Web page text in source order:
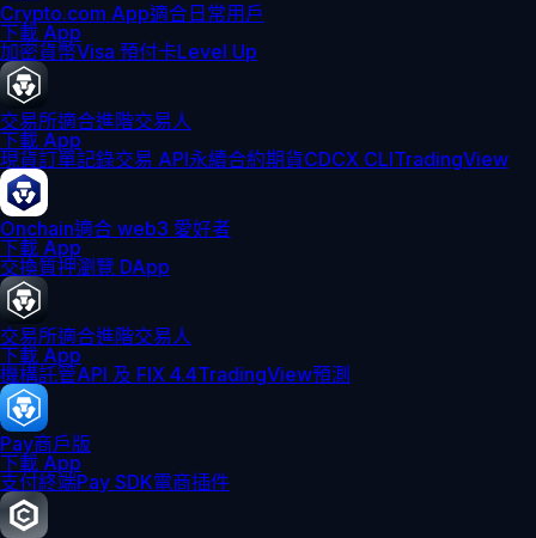
Crypto.com App適合日常用戶
下載 App
加密貨幣Visa 預付卡Level Up
交易所適合進階交易人
下載 App
現貨訂單記錄交易 API永續合約期貨CDCX CLITradingView
Onchain適合 web3 愛好者
下載 App
交換質押瀏覽 DApp
交易所適合進階交易人
下載 App
機構託管API 及 FIX 4.4TradingView預測
Pay商戶版
下載 App
支付終端Pay SDK電商插件